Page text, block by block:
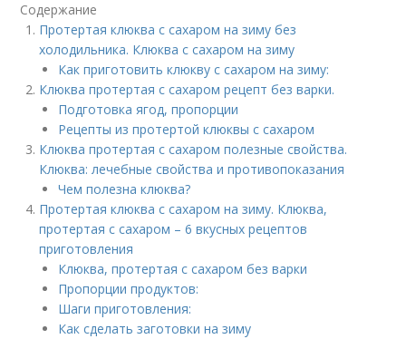
Содержание
Протертая клюква с сахаром на зиму без
холодильника. Клюква с сахаром на зиму
Как приготовить клюкву с сахаром на зиму:
Клюква протертая с сахаром рецепт без варки.
Подготовка ягод, пропорции
Рецепты из протертой клюквы с сахаром
Клюква протертая с сахаром полезные свойства.
Клюква: лечебные свойства и противопоказания
Чем полезна клюква?
Протертая клюква с сахаром на зиму. Клюква,
протертая с сахаром – 6 вкусных рецептов
приготовления
Клюква, протертая с сахаром без варки
Пропорции продуктов:
Шаги приготовления:
Как сделать заготовки на зиму